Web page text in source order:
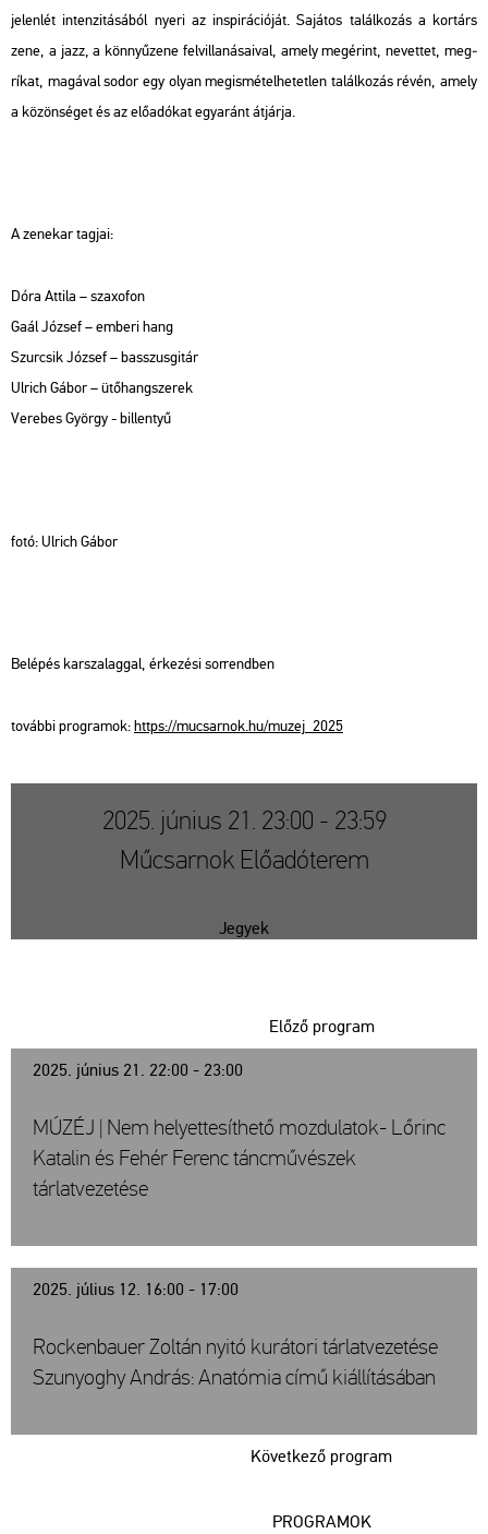
je­len­lét in­ten­zi­tá­sá­ból nyeri az ins­pi­rá­ci­ó­ját. Sa­já­tos ta­lál­ko­zás a kor­társ
zene, a jazz, a könnyű­ze­ne fel­vil­la­ná­sa­i­val, amely meg­érint, ne­vet­tet, meg­
rí­kat, ma­gá­val sodor egy olyan meg­is­mé­tel­he­tet­len ta­lál­ko­zás révén, amely
a kö­zön­sé­get és az elő­adó­kat egy­aránt át­jár­ja.
A ze­ne­kar tag­jai:
Dóra At­ti­la – sza­xo­fon
Gaál Jó­zsef – em­be­ri hang
Szur­csik Jó­zsef – basszus­gi­tár
Ul­rich Gábor – ütő­hang­sze­rek
Ve­re­bes György - bil­len­tyű
fotó: Ul­rich Gábor
Be­lé­pés kar­sza­lag­gal, ér­ke­zé­si sor­rend­ben
to­váb­bi prog­ra­mok:https://​mu­csar­nok.​hu/​mu­zej_​2025
2025. június 21. 23:00 - 23:59
Műcsarnok Előadóterem
Jegyek
2025. június 21. 22:00 - 23:00
Előző program
MÚZÉJ | Nem helyettesíthető mozdulatok- Lőrinc
Katalin és Fehér Ferenc táncművészek
tárlatvezetése
2025. július 12. 16:00 - 17:00
Következő program
Rockenbauer Zoltán nyitó kurátori tárlatvezetése
Szunyoghy András: Anatómia című kiállításában
PROGRAMOK